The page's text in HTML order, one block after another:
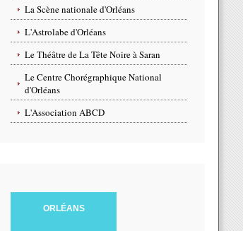
La Scène nationale d'Orléans
L'Astrolabe d'Orléans
Le Théâtre de La Tête Noire à Saran
Le Centre Chorégraphique National
d'Orléans
L'Association ABCD